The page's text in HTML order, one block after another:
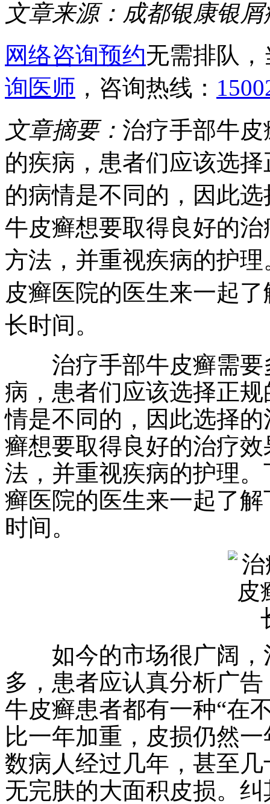
文章来源： 成都银康银
网络咨询预约无需排队
询医师 ，咨询热线：
文章摘要： 治疗手部牛
的疾病，患者们应该选
的病情是不同的，因此
牛皮癣想要取得良好的
方法，并重视疾病的护
皮癣医院的医生来一起
长时间。
治疗手部牛皮癣需要
病，患者们应该选择正
情是不同的，因此选择
癣想要取得良好的治疗
法，并重视疾病的护理
癣医院的医生来一起了
时间。
如今的市场很广阔，
多，患者应认真分析广
牛皮癣患者都有一种“在
比一年加重，皮损仍然
数病人经过几年，甚至
无完肤的大面积皮损。